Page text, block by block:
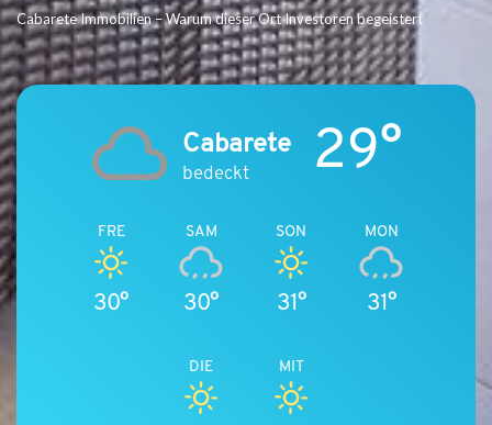
Cabarete Immobilien – Warum dieser Ort Investoren begeistert
Cabarete
bedeckt 29°
FRE
30°
SAM
30°
SON
31°
MON
31°
DIE MIT